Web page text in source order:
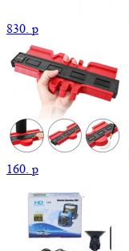
830. p
160. p